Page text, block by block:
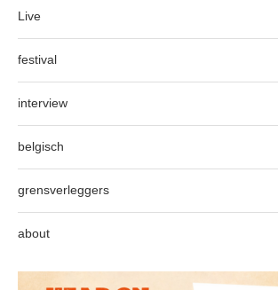
Live
festival
interview
belgisch
grensverleggers
about